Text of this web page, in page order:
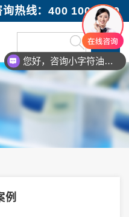
询热线：400 100 1089
例
您好，咨询小字符油墨喷码机